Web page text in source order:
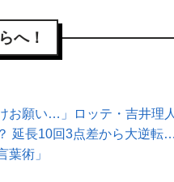
へ！
お願い…」ロッテ・吉井理
延長10回3点差から大逆転
葉術」